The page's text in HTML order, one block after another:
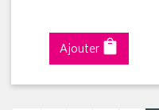
Ajouter